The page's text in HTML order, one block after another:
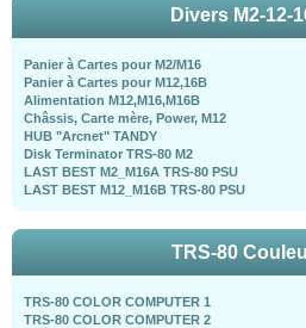
Divers M2-12-
Panier à Cartes pour M2/M16
Panier à Cartes pour M12,16B
Alimentation M12,M16,M16B
Châssis, Carte mère, Power, M12
HUB "Arcnet" TANDY
Disk Terminator TRS-80 M2
LAST BEST M2_M16A TRS-80 PSU
LAST BEST M12_M16B TRS-80 PSU
TRS-80
TRS-80 COLOR COMPUTER 1
TRS-80 COLOR COMPUTER 2